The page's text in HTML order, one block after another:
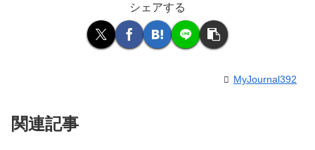
シェアする
MyJournal392
関連記事